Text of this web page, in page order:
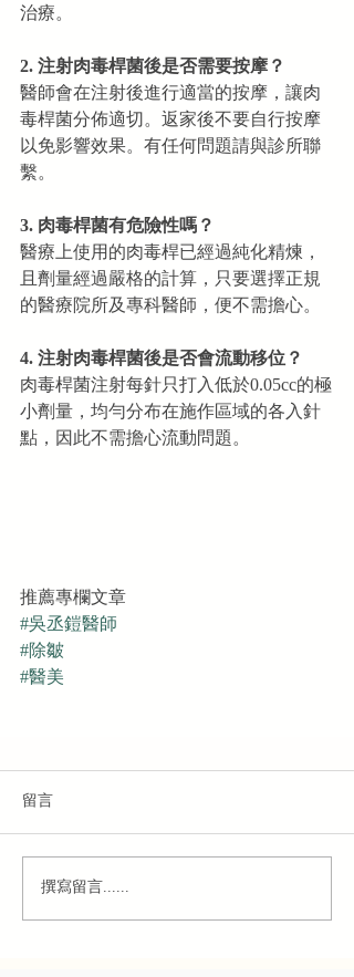
治療。
2. 注射肉毒桿菌後是否需要按摩？
醫師會在注射後進行適當的按摩，讓肉
毒桿菌分佈適切。返家後不要自行按摩
以免影響效果。有任何問題請與診所聯
繫。
3. 肉毒桿菌有危險性嗎？
醫療上使用的肉毒桿已經過純化精煉，
且劑量經過嚴格的計算，只要選擇正規
的醫療院所及專科醫師，便不需擔心。
4. 注射肉毒桿菌後是否會流動移位？
肉毒桿菌注射每針只打入低於0.05cc的極
小劑量，均勻分布在施作區域的各入針
點，因此不需擔心流動問題。
推薦專欄文章
#吳丞鎧醫師
#除皺
#醫美
留言
撰寫留言......